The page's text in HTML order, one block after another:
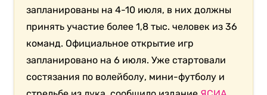
запланированы на 4-10 июля, в них должны
принять участие более 1,8 тыс. человек из 36
команд. Официальное открытие игр
запланировано на 6 июля. Уже стартовали
состязания по волейболу, мини-футболу и